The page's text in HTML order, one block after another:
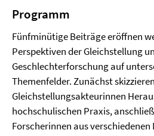
Programm
Fünfminütige Beiträge eröffnen
Perspektiven der Gleichstellung
Geschlechterforschung auf
Themenfelder. Zunächst skizzieren
Gleichstellungsakteurinnen
hochschulischen Praxis,
Forscherinnen aus verschiedenen